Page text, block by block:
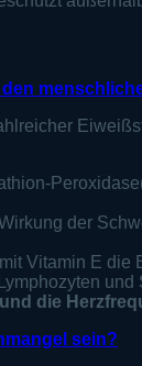
der
Vitamin E
die
sein?